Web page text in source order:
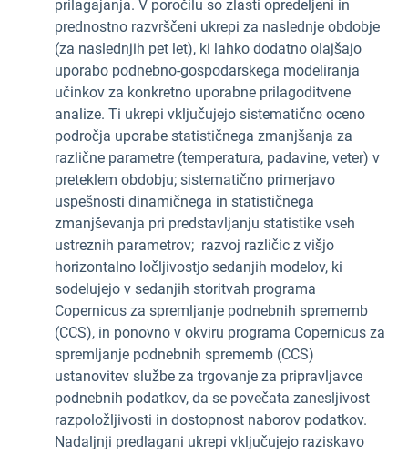
prilagajanja. V poročilu so zlasti opredeljeni in
prednostno razvrščeni ukrepi za naslednje obdobje
(za naslednjih pet let), ki lahko dodatno olajšajo
uporabo podnebno-gospodarskega modeliranja
učinkov za konkretno uporabne prilagoditvene
analize. Ti ukrepi vključujejo sistematično oceno
področja uporabe statističnega zmanjšanja za
različne parametre (temperatura, padavine, veter) v
preteklem obdobju; sistematično primerjavo
uspešnosti dinamičnega in statističnega
zmanjševanja pri predstavljanju statistike vseh
ustreznih parametrov; razvoj različic z višjo
horizontalno ločljivostjo sedanjih modelov, ki
sodelujejo v sedanjih storitvah programa
Copernicus za spremljanje podnebnih sprememb
(CCS), in ponovno v okviru programa Copernicus za
spremljanje podnebnih sprememb (CCS)
ustanovitev službe za trgovanje za pripravljavce
podnebnih podatkov, da se povečata zanesljivost
razpoložljivosti in dostopnost naborov podatkov.
Nadaljnji predlagani ukrepi vključujejo raziskavo